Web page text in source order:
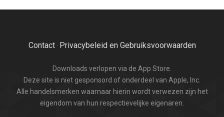
Contact· Privacybeleid en Gebruiksvoorwaarden
Downloads verlopen via de App Store.
Deze site is niet gesponsord of onderdeel van Apple, Inc.
Alle handelsmerken waarnaar hierin wordt verwezen zijn het
eigendom van hun respectievelijke eigenaren.